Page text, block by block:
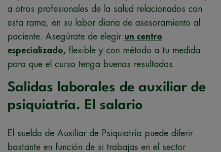
a otros profesionales de la salud relacionados con
esta rama, en su labor diaria de asesoramiento al
paciente. Asegúrate de elegir un centro
especializado, flexible y con método a tu medida
para que el curso tenga buenas resultados.
Salidas laborales de auxiliar de
psiquiatría. El salario
El sueldo de Auxiliar de Psiquiatría puede diferir
bastante en función de si trabajas en el sector